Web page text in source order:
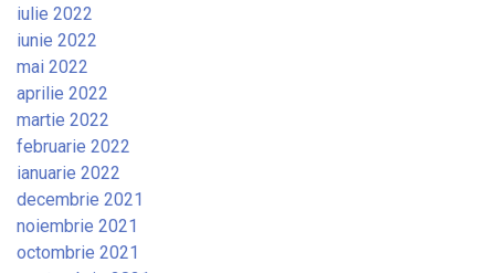
iulie 2022
iunie 2022
mai 2022
aprilie 2022
martie 2022
februarie 2022
ianuarie 2022
decembrie 2021
noiembrie 2021
octombrie 2021